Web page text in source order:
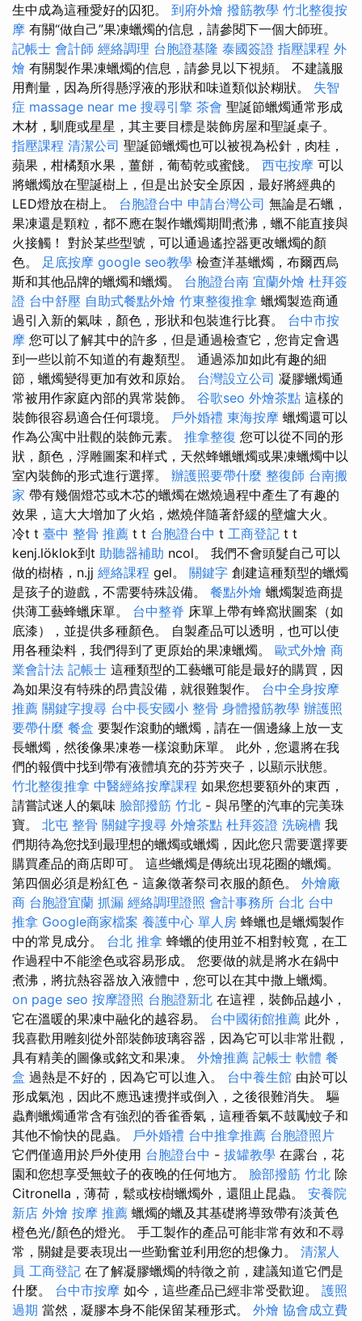
生中成為這種愛好的囚犯。 到府外燴 撥筋教學 竹北整復按
摩 有關“做自己”果凍蠟燭的信息，請參閱下一個大師班。
記帳士 會計師 經絡調理 台胞證基隆 泰國簽證 指壓課程 外
燴 有關製作果凍蠟燭的信息，請參見以下視頻。 不建議服
用劑量，因為所得懸浮液的形狀和味道類似於糊狀。 失智
症 massage near me 搜尋引擎 茶會 聖誕節蠟燭通常形成
木材，馴鹿或星星，其主要目標是裝飾房屋和聖誕桌子。
指壓課程 清潔公司 聖誕節蠟燭也可以被視為松針，肉桂，
蘋果，柑橘類水果，薑餅，葡萄乾或蜜餞。 西屯按摩 可以
將蠟燭放在聖誕樹上，但是出於安全原因，最好將經典的
LED燈放在樹上。 台胞證台中 申請台灣公司 無論是石蠟，
果凍還是顆粒，都不應在製作蠟燭期間煮沸，蠟不能直接與
火接觸！ 對於某些型號，可以通過遙控器更改蠟燭的顏
色。 足底按摩 google seo教學 檢查洋基蠟燭，布爾西烏
斯和其他品牌的蠟燭和蠟燭。 台胞證台南 宜蘭外燴 杜拜簽
證 台中舒壓 自助式餐點外燴 竹東整復推拿 蠟燭製造商通
過引入新的氣味，顏色，形狀和包裝進行比賽。 台中市按
摩 您可以了解其中的許多，但是通過檢查它，您肯定會遇
到一些以前不知道的有趣類型。 通過添加如此有趣的細
節，蠟燭變得更加有效和原始。 台灣設立公司 凝膠蠟燭通
常被用作家庭內部的異常裝飾。 谷歌seo 外燴茶點 這樣的
裝飾很容易適合任何環境。 戶外婚禮 東海按摩 蠟燭還可以
作為公寓中壯觀的裝飾元素。 推拿整復 您可以從不同的形
狀，顏色，浮雕圖案和样式，天然蜂蠟蠟燭或果凍蠟燭中以
室內裝飾的形式進行選擇。 辦護照要帶什麼 整復師 台南搬
家 帶有幾個燈芯或木芯的蠟燭在燃燒過程中產生了有趣的
效果，這大大增加了火焰，燃燒伴隨著舒緩的壁爐大火。
冷t t 臺中 整骨 推薦 t t 台胞證台中 t 工商登記 t t
kenj.löklok到t 助聽器補助 ncol。 我們不會頭髮自己可以
做的樹樁，n.jj 經絡課程 gel。 關鍵字 創建這種類型的蠟燭
是孩子的遊戲，不需要特殊設備。 餐點外燴 蠟燭製造商提
供薄工藝蜂蠟床單。 台中整脊 床單上帶有蜂窩狀圖案（如
底漆），並提供多種顏色。 自製產品可以透明，也可以使
用各種染料，我們得到了更原始的果凍蠟燭。 歐式外燴 商
業會計法 記帳士 這種類型的工藝蠟可能是最好的購買，因
為如果沒有特殊的昂貴設備，就很難製作。 台中全身按摩
推薦 關鍵字搜尋 台中長安國小 整骨 身體撥筋教學 辦護照
要帶什麼 餐盒 要製作滾動的蠟燭，請在一個邊緣上放一支
長蠟燭，然後像果凍卷一樣滾動床單。 此外，您還將在我
們的報價中找到帶有液體填充的芬芳夾子，以顯示狀態。
竹北整復推拿 中醫經絡按摩課程 如果您想要額外的東西，
請嘗試迷人的氣味 臉部撥筋 竹北 - 與吊墜的汽車的完美珠
寶。 北屯 整骨 關鍵字搜尋 外燴茶點 杜拜簽證 洗碗槽 我
們期待為您找到最理想的蠟燭或蠟燭，因此您只需要選擇要
購買產品的商店即可。 這些蠟燭是傳統出現花圈的蠟燭。
第四個必須是粉紅色 - 這象徵著祭司衣服的顏色。 外燴廠
商 台胞證宜蘭 抓漏 經絡調理證照 會計事務所 台北 台中
推拿 Google商家檔案 養護中心 單人房 蜂蠟也是蠟燭製作
中的常見成分。 台北 推拿 蜂蠟的使用並不相對較寬，在工
作過程中不能塗色或容易形成。 您要做的就是將水在鍋中
煮沸，將抗熱容器放入液體中，您可以在其中撒上蠟燭。
on page seo 按摩證照 台胞證新北 在這裡，裝飾品越小，
它在溫暖的果凍中融化的越容易。 台中國術館推薦 此外，
我喜歡用雕刻從外部裝飾玻璃容器，因為它可以非常壯觀，
具有精美的圖像或銘文和果凍。 外燴推薦 記帳士 軟體 餐
盒 過熱是不好的，因為它可以進入。 台中養生館 由於可以
形成氣泡，因此不應迅速攪拌或倒入，之後很難消失。 驅
蟲劑蠟燭通常含有強烈的香雀香氣，這種香氣不鼓勵蚊子和
其他不愉快的昆蟲。 戶外婚禮 台中推拿推薦 台胞證照片
它們僅適用於戶外使用 台胞證台中 - 拔罐教學 在露台，花
園和您想享受無蚊子的夜晚的任何地方。 臉部撥筋 竹北 除
Citronella，薄荷，鬆或桉樹蠟燭外，還阻止昆蟲。 安養院
新店 外燴 按摩 推薦 蠟燭的蠟及其基礎將導致帶有淡黃色
橙色光/顏色的燈光。 手工製作的產品可能非常有效和不尋
常，關鍵是要表現出一些勤奮並利用您的想像力。 清潔人
員 工商登記 在了解凝膠蠟燭的特徵之前，建議知道它們是
什麼。 台中市按摩 如今，這些產品已經非常受歡迎。 護照
過期 當然，凝膠本身不能保留某種形式。 外燴 協會成立費